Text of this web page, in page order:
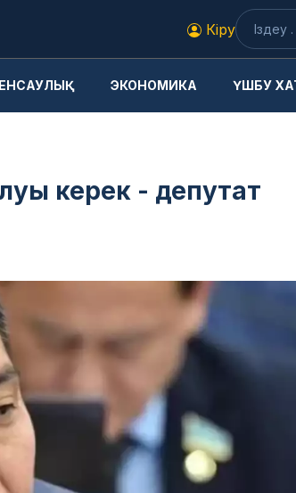
Кіру
ЭКОНОМИКА ҮШБУ
керек - депутат